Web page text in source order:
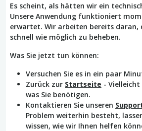
Es scheint, als hätten wir ein
Unsere Anwendung funktioniert
erwartet. Wir arbeiten bereits daran,
schnell wie möglich zu beheben.
Was Sie jetzt tun können:
Versuchen Sie es in ein paar
Zurück zur Startseite -
was Sie benötigen.
Kontaktieren Sie unseren
Problem weiterhin besteht,
wissen, wie wir Ihnen helfen